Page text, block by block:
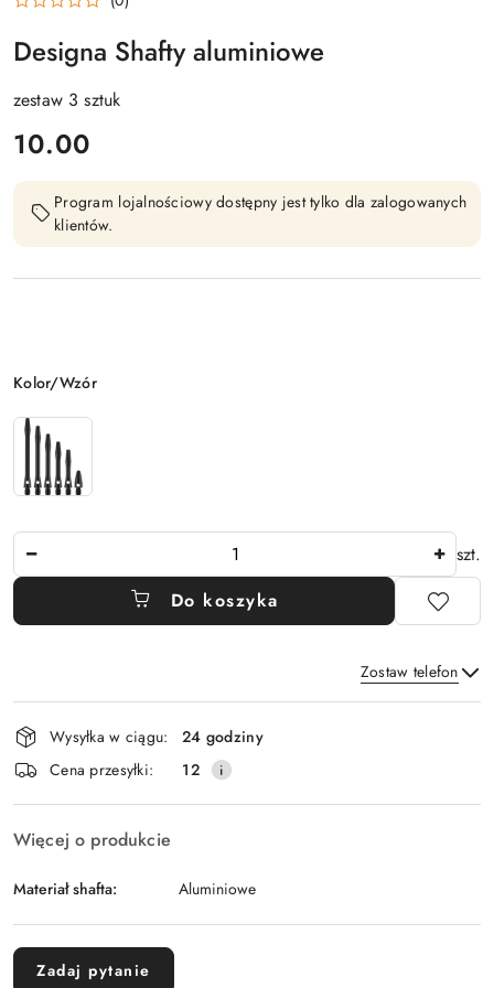
Designa Shafty aluminiowe
zestaw 3 sztuk
cena:
10.00
Program lojalnościowy dostępny jest tylko dla zalogowanych
klientów.
Wariant
Kolor/Wzór
szt.
Do koszyka
Zostaw telefon
Wyślij
Dostępność
i
dostawa
Wysyłka w ciągu:
24 godziny
Cena przesyłki:
12
Więcej o produkcie
Materiał shafta: Aluminiowe
Zadaj pytanie